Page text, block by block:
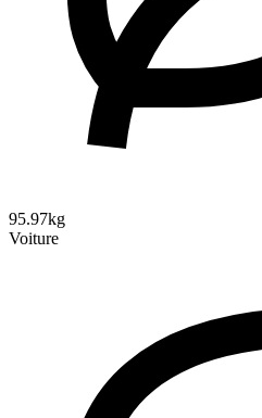
95.97kg
Voiture